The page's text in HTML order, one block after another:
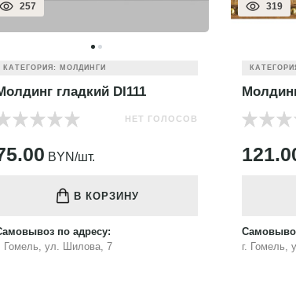
257
КАТЕГОРИЯ: МОЛДИНГИ
гладкий DI111
НЕТ ГОЛОСОВ
BYN/шт.
В КОРЗИНУ
по адресу:
Гомель, ул. Шилова, 7
319
г. Гомель,